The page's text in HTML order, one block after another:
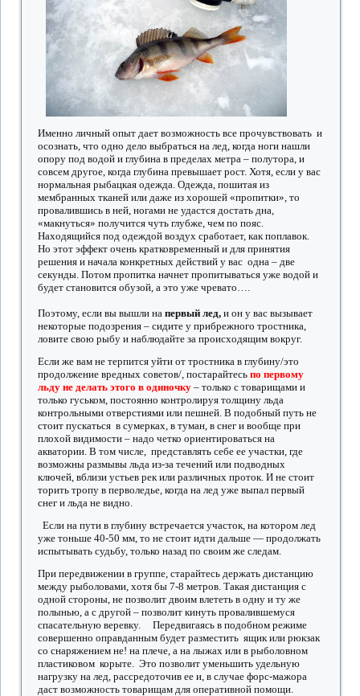
Именно личный опыт дает возможность все прочувствовать и
осознать, что одно дело выбраться на лед, когда ноги нашли
опору под водой и глубина в пределах метра – полутора, и
совсем другое, когда глубина превышает рост. Хотя, если у вас
нормальная рыбацкая одежда. Одежда, пошитая из
мембранных тканей или даже из хорошей «пропитки», то
провалившись в ней, ногами не удастся достать дна,
«макнуться» получится чуть глубже, чем по пояс.
Находящийся под одеждой воздух сработает, как поплавок.
Но этот эффект очень кратковременный и для принятия
решения и начала конкретных действий у вас одна – две
секунды. Потом пропитка начнет пропитываться уже водой и
будет становится обузой, а это уже чревато….
Поэтому, если вы вышли напервый лед, и он у вас вызывает
некоторые подозрения – сидите у прибрежного тростника,
ловите свою рыбу и наблюдайте за происходящим вокруг.
Если же вам не терпится уйти от тростника в глубину/это
продолжение вредных советов/, постарайтесьпо первому
льду не делать этого в одиночку – только с товарищами и
только гуськом, постоянно контролируя толщину льда
контрольными отверстиями или пешней. В подобный путь не
стоит пускаться в сумерках, в туман, в снег и вообще при
плохой видимости – надо четко ориентироваться на
акватории. В том числе, представлять себе ее участки, где
возможны размывы льда из-за течений или подводных
ключей, вблизи устьев рек или различных проток. И не стоит
торить тропу в перволедье, когда на лед уже выпал первый
снег и льда не видно.
Если на пути в глубину встречается участок, на котором лед
уже тоньше 40-50 мм, то не стоит идти дальше — продолжать
испытывать судьбу, только назад по своим же следам.
При передвижении в группе, старайтесь держать дистанцию
между рыболовами, хотя бы 7-8 метров. Такая дистанция с
одной стороны, не позволит двоим влететь в одну и ту же
полынью, а с другой – позволит кинуть провалившемуся
спасательную веревку. Передвигаясь в подобном режиме
совершенно оправданным будет разместить ящик или рюкзак
со снаряжением не! на плече, а на лыжах или в рыболовном
пластиковом корыте. Это позволит уменьшить удельную
нагрузку на лед, рассредоточив ее и, в случае форс-мажора
даст возможность товарищам для оперативной помощи.